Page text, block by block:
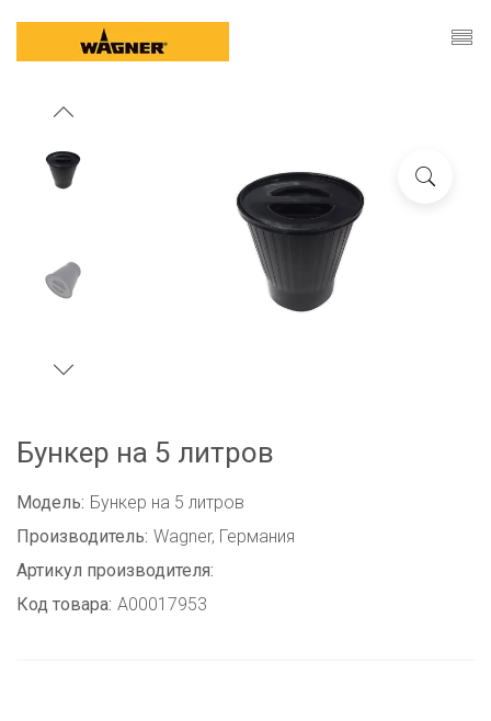
Бункер на 5 литров
Модель: Бункер на 5 литров
Производитель: Wagner, Германия
Артикул производителя:
Код товара: A00017953